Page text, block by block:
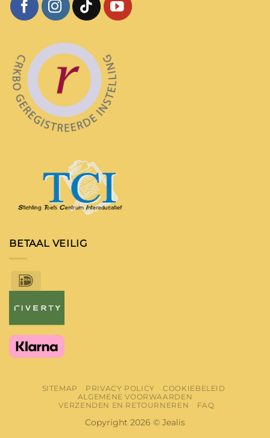
BETAAL VEILIG
SITEMAP PRIVACY POLICY
COOKIEBELEID
ALGEMENE VOORWAARDEN
VERZENDEN EN RETOURNEREN
FAQ
Copyright 2026 © Jealis